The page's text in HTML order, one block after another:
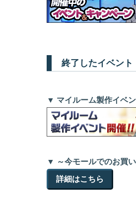
終了したイベント
▼ マイルーム製作イベン
▼ ～今モールでのお買
詳細はこちら